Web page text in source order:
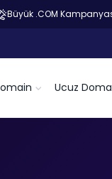
Büyük .COM
Ucuz